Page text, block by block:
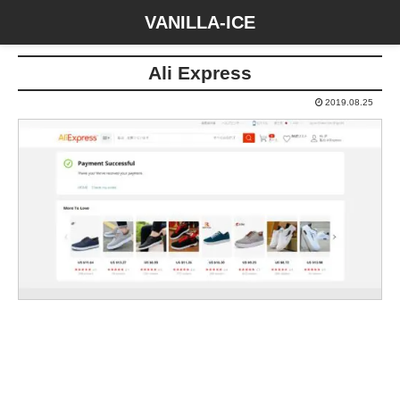
Ali Express
2019.08.25
VANILLA-ICE